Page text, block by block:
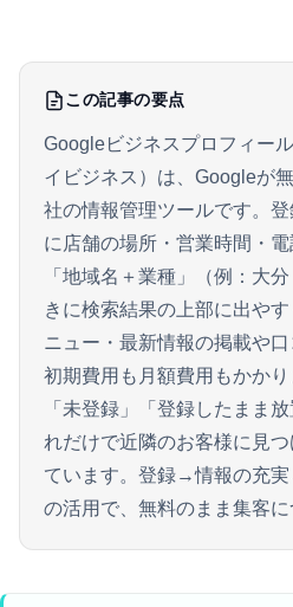
この記事の要点
Googleビジネスプロフィー
イビジネス）は、Googleが
社の情報管理ツールです。
に店舗の場所・営業時間・電
「地域名＋業種」（例：大
きに検索結果の上部に出や
ニュー・最新情報の掲載や口
初期費用も月額費用もかか
「未登録」「登録したまま
れだけで近隣のお客様に見
ています。登録→情報の充
の活用で、無料のまま集客に